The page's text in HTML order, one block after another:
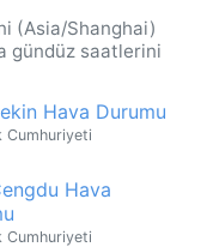
(Asia/Shanghai)
gündüz saatlerini
Hava Durumu
Cumhuriyeti
Hava
Cumhuriyeti